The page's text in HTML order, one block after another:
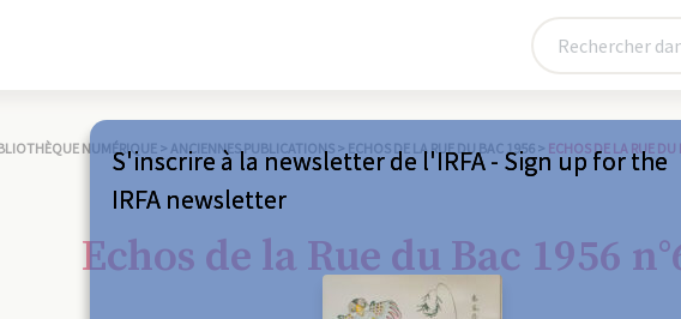
NUMÉRIQUE > ANCIENNES PUBLICATIONS > ECHOS DE LA RUE DU BAC 1956 > ECHOS DE LA RUE
Echos de la Rue du Bac 1956
S'inscrire à la newsletter de l'IRFA - Sign up for the
IRFA newsletter